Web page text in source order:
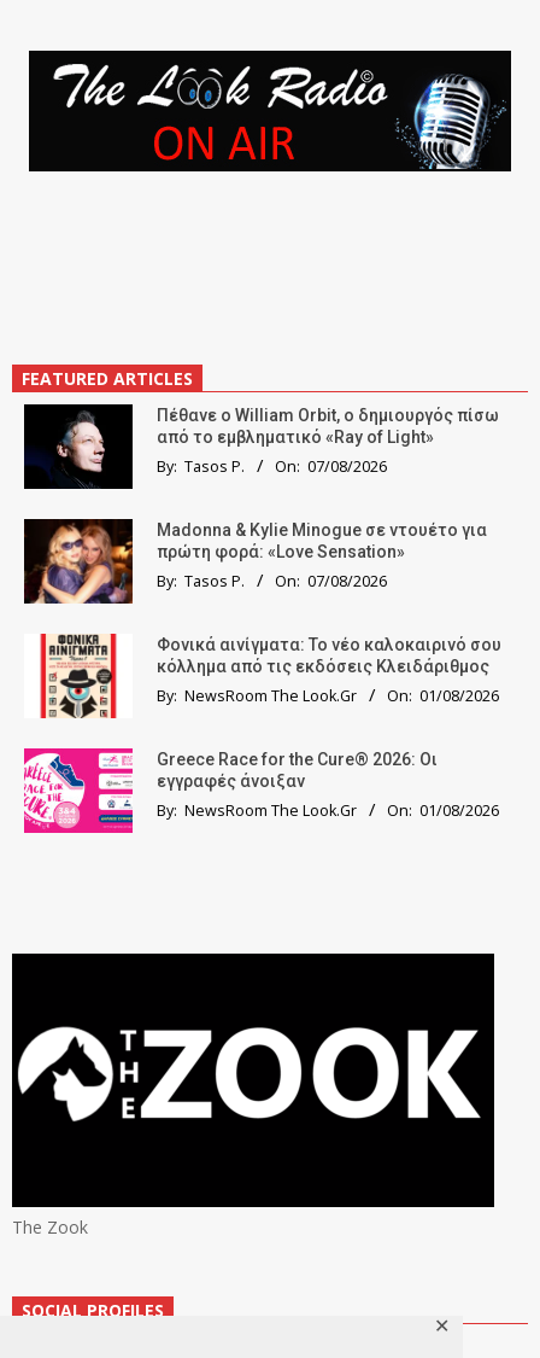
✕
FEATURED ARTICLES
Πέθανε ο William Orbit, ο δημιουργός πίσω
από το εμβληματικό «Ray of Light»
By: Tasos P. On: 07/08/2026
Madonna & Kylie Minogue σε ντουέτο για
πρώτη φορά: «Love Sensation»
By: Tasos P. On: 07/08/2026
Φονικά αινίγματα: Το νέο καλοκαιρινό σου
κόλλημα από τις εκδόσεις Κλειδάριθμος
By: NewsRoom The Look.Gr On: 01/08/2026
Greece Race for the Cure® 2026: Οι
εγγραφές άνοιξαν
By: NewsRoom The Look.Gr On: 01/08/2026
The Zook
SOCIAL PROFILES